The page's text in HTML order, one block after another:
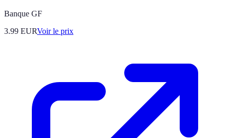
Banque GF
3.99 EURVoir le prix